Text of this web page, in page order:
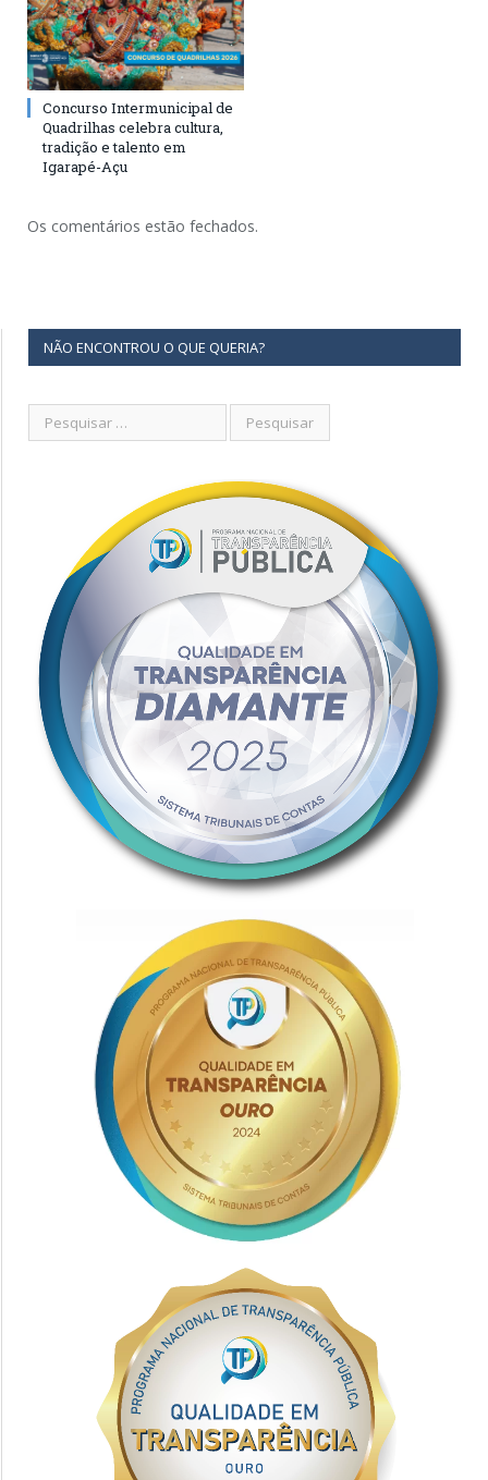
Concurso Intermunicipal de
Quadrilhas celebra cultura,
tradição e talento em
Igarapé-Açu
Os comentários estão fechados.
NÃO ENCONTROU O QUE QUERIA?